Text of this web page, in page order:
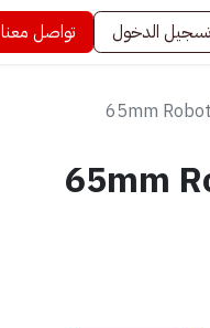
تسجيل الدخول تواصل معنا
65mm
65mm